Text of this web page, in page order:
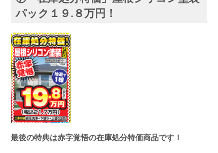
パック１９.８万円！
最後の特典は赤字覚悟の在庫処分特価商品です！